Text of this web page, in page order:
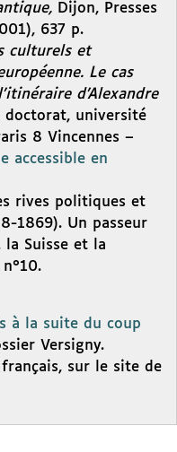
Dijon, Presses
637 p.
culturels et
Le cas
d’Alexandre
doctorat, université
8 Vincennes –
accessible en
rives politiques et
1869). Un passeur
la Suisse et la
à la suite du coup
Versigny.
français, sur le site de